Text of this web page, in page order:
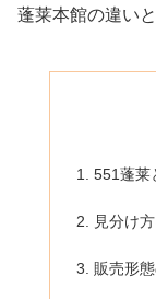
蓬莱本館の違い
551蓬莱
見分け
販売形